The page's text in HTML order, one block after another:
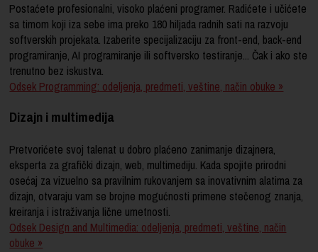
Postaćete profesionalni, visoko plaćeni programer. Radićete i učićete
sa timom koji iza sebe ima preko 180 hiljada radnih sati na razvoju
softverskih projekata. Izaberite specijalizaciju za front-end, back-end
programiranje, AI programiranje ili softversko testiranje... Čak i ako ste
trenutno bez iskustva.
Odsek Programming: odeljenja, predmeti, veštine, način obuke »
Dizajn i multimedija
Pretvorićete svoj talenat u dobro plaćeno zanimanje dizajnera,
eksperta za grafički dizajn, web, multimediju. Kada spojite prirodni
osećaj za vizuelno sa pravilnim rukovanjem sa inovativnim alatima za
dizajn, otvaraju vam se brojne mogućnosti primene stečenog znanja,
kreiranja i istraživanja lične umetnosti.
Odsek Design and Multimedia: odeljenja, predmeti, veštine, način
obuke »